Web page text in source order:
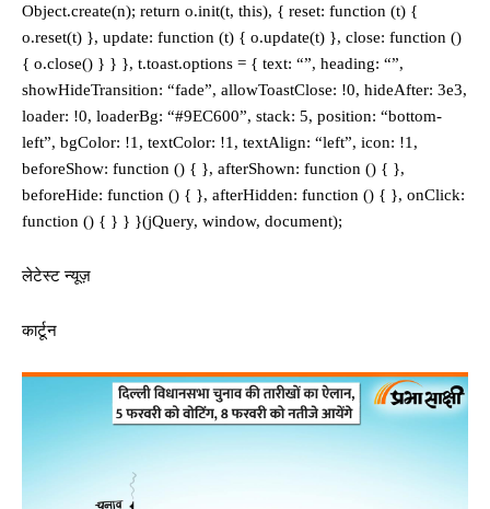
Object.create(n); return o.init(t, this), { reset: function (t) {
o.reset(t) }, update: function (t) { o.update(t) }, close: function ()
{ o.close() } } }, t.toast.options = { text: “”, heading: “”,
showHideTransition: “fade”, allowToastClose: !0, hideAfter: 3e3,
loader: !0, loaderBg: “#9EC600”, stack: 5, position: “bottom-
left”, bgColor: !1, textColor: !1, textAlign: “left”, icon: !1,
beforeShow: function () { }, afterShown: function () { },
beforeHide: function () { }, afterHidden: function () { }, onClick:
function () { } } }(jQuery, window, document);
लेटेस्ट न्यूज़
कार्टून